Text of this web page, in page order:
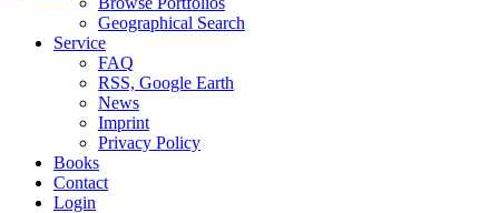
Geographical Search
Service
FAQ
RSS, Google Earth
News
Imprint
Privacy Policy
Books
Contact
Login